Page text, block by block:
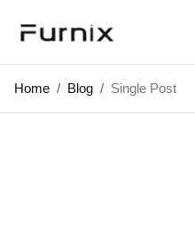
Home / Blog / Single Post